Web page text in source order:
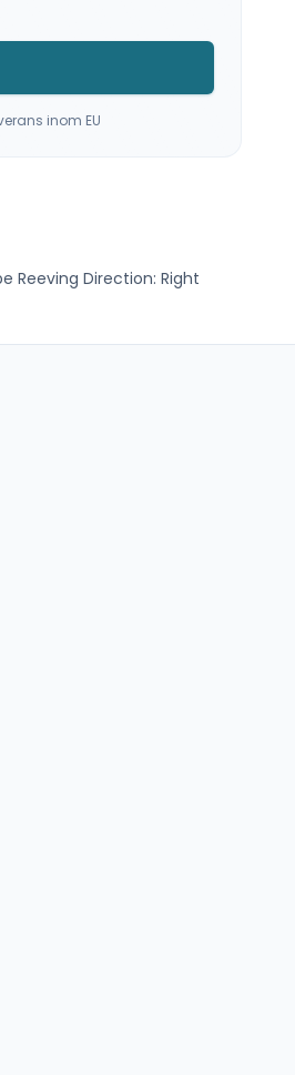
inom EU
Reeving Direction: Right